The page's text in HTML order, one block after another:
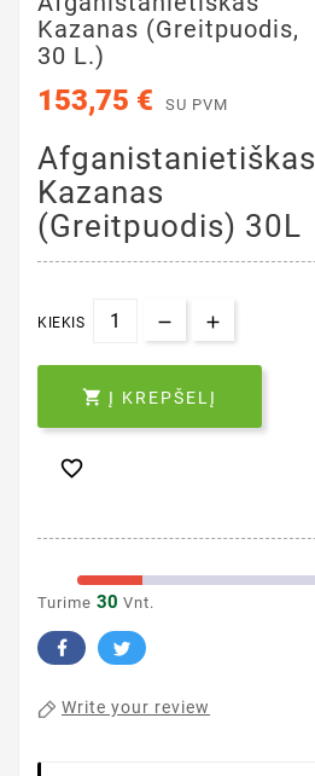
Kazanas (greitpuodis,
30 L.)
153,75 € SU PVM
Afganistanietiškas
Kazanas
(greitpuodis) 30L
KIEKIS
 Į KREPŠELĮ

Turime 30 Vnt.
Write your review